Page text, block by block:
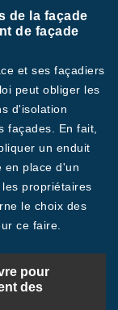
de la façade
de façade
et ses façadiers
peut obliger les
d'isolation
façades. En fait,
un enduit
en place d'un
propriétaires
le choix des
ce faire.
pour
des